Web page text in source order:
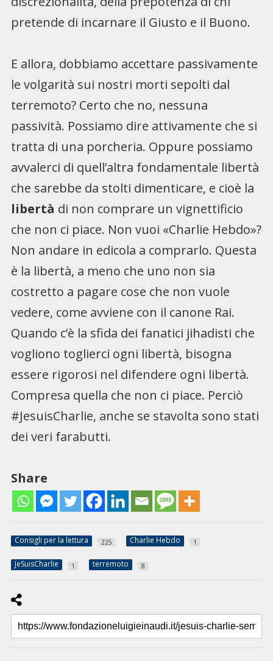
pretende di incarnare il Giusto e il Buono.
E allora, dobbiamo accettare passivamente
le volgarità sui nostri morti sepolti dal
terremoto? Certo che no, nessuna
passività. Possiamo dire attivamente che si
tratta di una porcheria. Oppure possiamo
avvalerci di quell’altra fondamentale libertà
che sarebbe da stolti dimenticare, e cioè la
libertà di non comprare un vignettificio
che non ci piace. Non vuoi «Charlie Hebdo»?
Non andare in edicola a comprarlo. Questa
è la libertà, a meno che uno non sia
costretto a pagare cose che non vuole
vedere, come avviene con il canone Rai.
Quando c’è la sfida dei fanatici jihadisti che
vogliono toglierci ogni libertà, bisogna
essere rigorosi nel difendere ogni libertà.
Compresa quella che non ci piace. Perciò
#JesuisCharlie, anche se stavolta sono stati
dei veri farabutti.
Share
Consigli per la lettura 225 Charlie Hebdo 1
JeSuisCharlie 1 terremoto 8